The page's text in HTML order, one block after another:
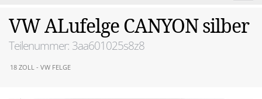
VW ALufelge CANYON silber
Teilenummer: 3aa601025s8z8
18 ZOLL - VW FELGE